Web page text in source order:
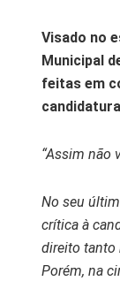
Visado no
Municipal
feitas em
“Assim não
No seu
crítica à
direito tanto
Porém, na